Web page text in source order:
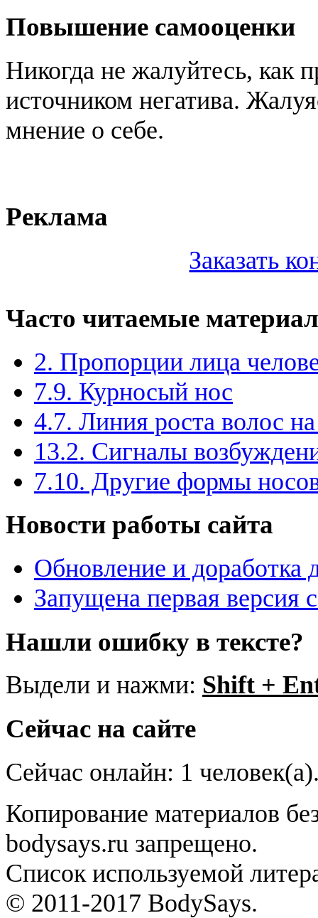
Повышение самооценки
Никогда не жалуйтесь, как
источником негатива.
мнение о себе.
Реклама
Заказать
Часто читаемые
2. Пропорции лица
7.9. Курносый нос
4.7. Линия роста волос
13.2. Сигналы
7.10. Другие формы
Новости работы сайта
Обновление и доработка
Запущена первая версия
Нашли ошибку в тексте?
Выдели и нажми: Shift +
Сейчас на сайте
Сейчас онлайн: 1
Копирование материалов
bodysays.ru запрещено.
Список используемой
© 2011-2017 BodySays.